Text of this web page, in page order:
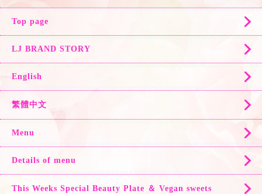
Top page
LJ BRAND STORY
English
繁體中文
Menu
Details of menu
This Weeks Special Beauty Plate ＆ Vegan sweets